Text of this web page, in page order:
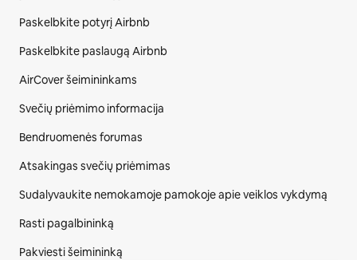
Paskelbkite potyrį Airbnb
Paskelbkite paslaugą Airbnb
AirCover šeimininkams
Svečių priėmimo informacija
Bendruomenės forumas
Atsakingas svečių priėmimas
Sudalyvaukite nemokamoje pamokoje apie veiklos vykdymą
Rasti pagalbininką
Pakviesti šeimininką